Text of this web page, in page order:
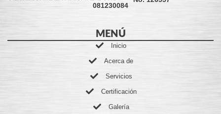
081230084
MENÚ
Inicio
Acerca de
Servicios
Certificación
Galería